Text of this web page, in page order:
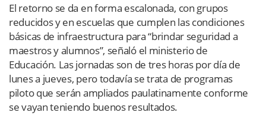
El retorno se da en forma escalonada, con grupos
reducidos y en escuelas que cumplen las condiciones
básicas de infraestructura para “brindar seguridad a
maestros y alumnos”, señaló el ministerio de
Educación. Las jornadas son de tres horas por día de
lunes a jueves, pero todavía se trata de programas
piloto que serán ampliados paulatinamente conforme
se vayan teniendo buenos resultados.